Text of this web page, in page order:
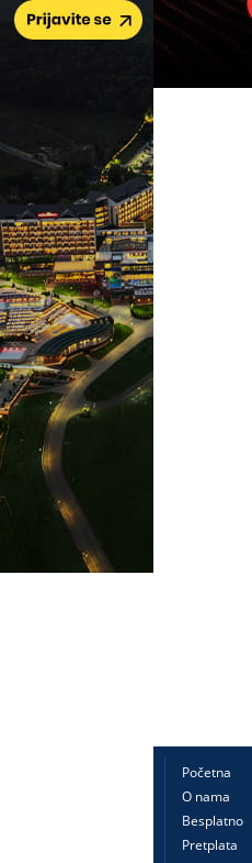
Početna
O nama
Besplatno
Pretplata